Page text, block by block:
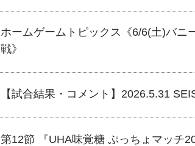
ホームゲームトピックス《6/6(土)バニ
戦》
【試合結果・コメント】2026.5.31
第12節 『UHA味覚糖 ぷっちょマッチ